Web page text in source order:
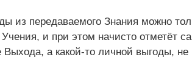
из передаваемого Знания можно
и при этом начисто отметёт
а какой-то личной выгоды, не